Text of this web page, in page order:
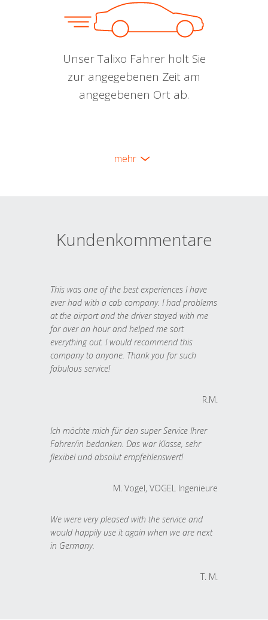
Unser Talixo Fahrer holt Sie
zur angegebenen Zeit am
angegebenen Ort ab.
mehr
Kundenkommentare
This was one of the best experiences I have
ever had with a cab company. I had problems
at the airport and the driver stayed with me
for over an hour and helped me sort
everything out. I would recommend this
company to anyone. Thank you for such
fabulous service!
R.M.
Ich möchte mich für den super Service Ihrer
Fahrer/in bedanken. Das war Klasse, sehr
flexibel und absolut empfehlenswert!
M. Vogel, VOGEL Ingenieure
We were very pleased with the service and
would happily use it again when we are next
in Germany.
T. M.